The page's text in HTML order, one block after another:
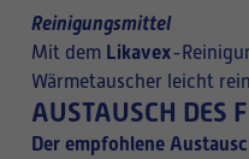
Reinigungsmittel
Mit dem Likavex-
Wärmetauscher leicht
AUSTAUSCH DES
Der empfohlene